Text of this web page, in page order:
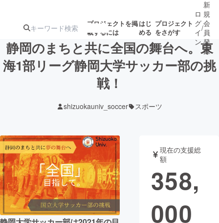
プロジェクトを掲
載するには
はじ
める
プロジェクト
をさがす
注目の新着プロ
テクノロジー・ガジェット
映像・映画 書籍・雑誌
ビジネス・起業 チャレンジ
ロ
グ
イ
ン
/
新
規
会
員
登
録
静岡のまちと共に全国の舞台へ。東
海1部リーグ静岡大学サッカー部の挑
戦！
shizuokauniv_soccer スポーツ
現在の支援総
額
358,
000